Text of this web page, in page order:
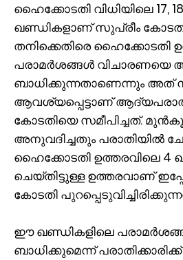
ഹൈക്കോടതി വിധിയിലെ 17, 18,
ഖണ്ഡികളാണ് സുപ്രീം കോടതി
തനിക്കെതിരെ ഹൈക്കോടതി
പരാമര്‍ശങ്ങള്‍ വിചാരണയെ
ബാധിക്കുന്നതാണെന്നും അത്
ആവശ്യപ്പെട്ടാണ്
കോടതിയെ സമീപിച്ചത്.
അനുവദിച്ചതും പരാതിയില്‍
ഹൈക്കോടതി ഉത്തരവിലെ 4
ചെയ്തിട്ടുള്ള ഉത്തരവാണ്
കോടതി
ഈ ഖണ്ഡികളിലെ
ബാധിക്കുമെന്ന്